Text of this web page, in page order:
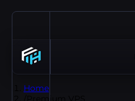
Home